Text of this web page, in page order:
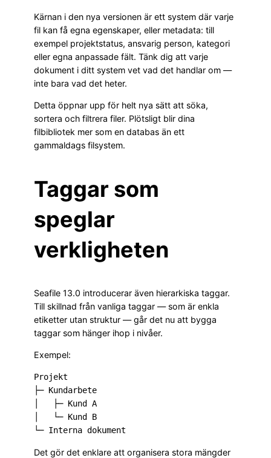
Kärnan i den nya versionen är ett system där varje
fil kan få egna egenskaper, eller metadata: till
exempel projektstatus, ansvarig person, kategori
eller egna anpassade fält. Tänk dig att varje
dokument i ditt system vet vad det handlar om —
inte bara vad det heter.
Detta öppnar upp för helt nya sätt att söka,
sortera och filtrera filer. Plötsligt blir dina
filbibliotek mer som en databas än ett
gammaldags filsystem.
Taggar som
speglar
verkligheten
Seafile 13.0 introducerar även hierarkiska taggar.
Till skillnad från vanliga taggar — som är enkla
etiketter utan struktur — går det nu att bygga
taggar som hänger ihop i nivåer.
Exempel:
Projekt
├─ Kundarbete
│   ├─ Kund A
│   └─ Kund B
Det gör det enklare att organisera stora mängder